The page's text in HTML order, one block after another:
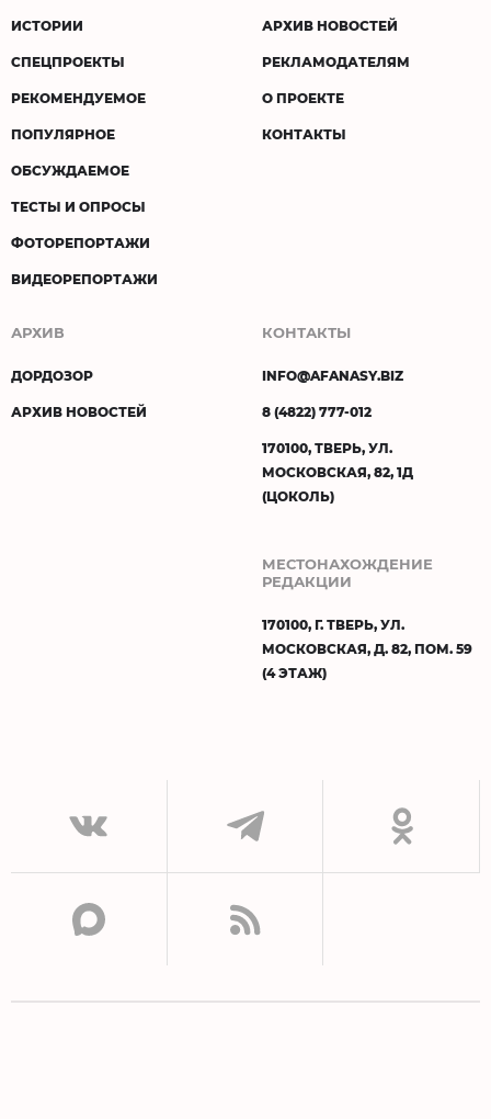
ИСТОРИИ
СПЕЦПРОЕКТЫ
РЕКОМЕНДУЕМОЕ
ПОПУЛЯРНОЕ
ОБСУЖДАЕМОЕ
ТЕСТЫ И ОПРОСЫ
ФОТОРЕПОРТАЖИ
ВИДЕОРЕПОРТАЖИ
АРХИВ НОВОСТЕЙ
РЕКЛАМОДАТЕЛЯМ
О ПРОЕКТЕ
КОНТАКТЫ
АРХИВ
ДОРДОЗОР
АРХИВ НОВОСТЕЙ
КОНТАКТЫ
INFO@AFANASY.BIZ
8 (4822) 777-012
170100, ТВЕРЬ, УЛ.
МОСКОВСКАЯ, 82, 1Д
(ЦОКОЛЬ)
МЕСТОНАХОЖДЕНИЕ
РЕДАКЦИИ
170100, Г. ТВЕРЬ, УЛ.
МОСКОВСКАЯ, Д. 82, ПОМ. 59
(4 ЭТАЖ)